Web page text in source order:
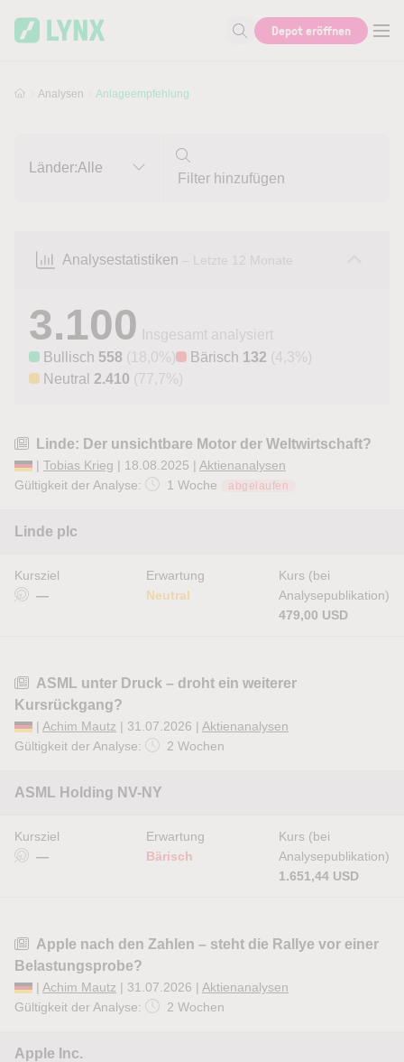
Suche nach Aktie, Autor...
Depot eröffnen
Analysen Anlageempfehlung
Länder:Alle
Analysestatistiken – Letzte 12 Monate
3.100
Insgesamt analysiert
Bullisch 558 (18,0%) Bärisch 132 (4,3%)
Neutral 2.410 (77,7%)
Linde: Der unsichtbare Motor der Weltwirtschaft?
| Tobias Krieg | 18.08.2025 | Aktienanalysen
Gültigkeit der Analyse:
1 Woche abgelaufen
Linde plc
Kursziel
—
Erwartung
Neutral
Kurs (bei
Analysepublikation)
479,00 USD
ASML unter Druck – droht ein weiterer
Kursrückgang?
| Achim Mautz | 31.07.2026 | Aktienanalysen
Gültigkeit der Analyse:
2 Wochen
ASML Holding NV-NY
Kursziel
—
Erwartung
Bärisch
Kurs (bei
Analysepublikation)
1.651,44 USD
Apple nach den Zahlen – steht die Rallye vor einer
Belastungsprobe?
| Achim Mautz | 31.07.2026 | Aktienanalysen
Gültigkeit der Analyse:
2 Wochen
Apple Inc.